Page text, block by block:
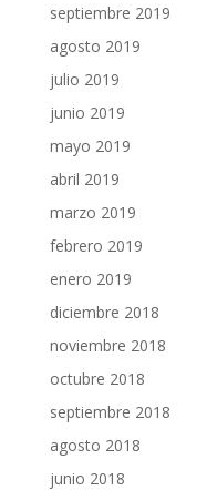
septiembre 2019
agosto 2019
julio 2019
junio 2019
mayo 2019
abril 2019
marzo 2019
febrero 2019
enero 2019
diciembre 2018
noviembre 2018
octubre 2018
septiembre 2018
agosto 2018
junio 2018